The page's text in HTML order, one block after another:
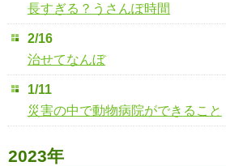
長すぎる？うさんぽ時間
2/16
治せてなんぼ
1/11
災害の中で動物病院ができること
2023年